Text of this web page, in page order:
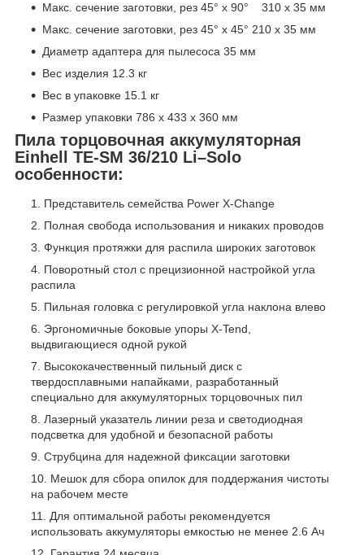
Макс. сечение заготовки, рез 45° x 90° 310 x 35 мм
Макс. сечение заготовки, рез 45° x 45° 210 x 35 мм
Диаметр адаптера для пылесоса 35 мм
Вес изделия 12.3 кг
Вес в упаковке 15.1 кг
Размер упаковки 786 x 433 x 360 мм
Пила торцовочная аккумуляторная
Einhell TE-SM 36/210 Li–Solo
особенности:
Представитель семейства Power X-Change
Полная свобода использования и никаких проводов
Функция протяжки для распила широких заготовок
Поворотный стол с прецизионной настройкой угла
распила
Пильная головка с регулировкой угла наклона влево
Эргономичные боковые упоры X-Tend,
выдвигающиеся одной рукой
Высококачественный пильный диск с
твердосплавными напайками, разработанный
специально для аккумуляторных торцовочных пил
Лазерный указатель линии реза и светодиодная
подсветка для удобной и безопасной работы
Струбцина для надежной фиксации заготовки
Мешок для сбора опилок для поддержания чистоты
на рабочем месте
Для оптимальной работы рекомендуется
использовать аккумуляторы емкостью не менее 2.6 Ач